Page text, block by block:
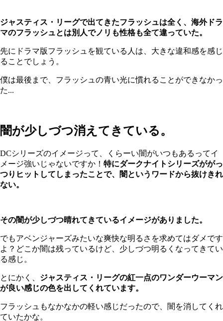
ジャスティス・リーグで出てきたフラッシュは全く、海外ドラ
マのフラッシュとは別人でノリも性格も全て違っていた。
先にドラマ版フラッシュを観ている人は、大きな違和感を感じ
ることでしょう。
僕は最後まで、フラッシュの青い光に慣れることができなかっ
た...
闇が少しづつ消えてきている。
DCシリーズのイメージって、くらーい闇がいつもあるってイ
メージ強いじゃないですか！ 特にダークナイトシリーズががっ
つりヒットしてしまったことで、闇というワードから抜けきれ
ない。
その闇が少しづつ晴れてきているイメージがありました。
でもアベンジャーズみたいな爽快な明るさを求めてはダメです
よ？どこか闇は残っているけど、少しづつ明るくなってきてい
る感じ。
とにかく、 ジャスティス・リーグの紅一点のワンダーウーマン
が良い感じの色を出してくれています。
フラッシュもなかなかの軽い感じだったので、闇を消してくれ
ていたかな。